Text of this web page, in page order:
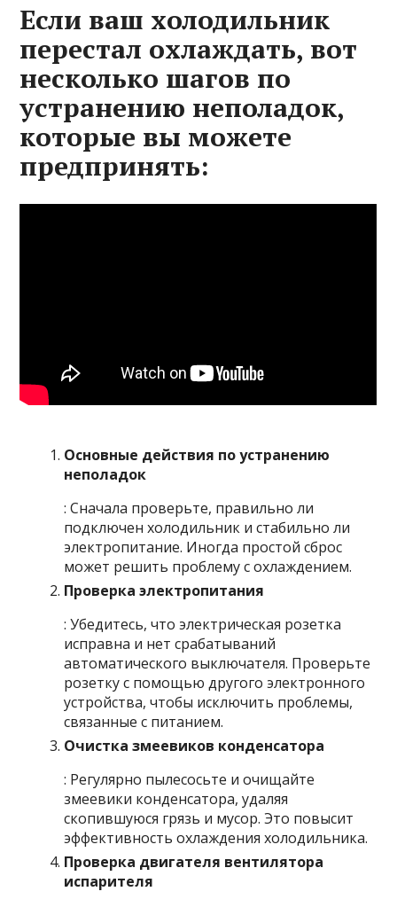
Если ваш холодильник
перестал охлаждать, вот
несколько шагов по
устранению неполадок,
которые вы можете
предпринять:
Основные действия по устранению
неполадок
: Сначала проверьте, правильно ли
подключен холодильник и стабильно ли
электропитание. Иногда простой сброс
может решить проблему с охлаждением.
Проверка электропитания
: Убедитесь, что электрическая розетка
исправна и нет срабатываний
автоматического выключателя. Проверьте
розетку с помощью другого электронного
устройства, чтобы исключить проблемы,
связанные с питанием.
Очистка змеевиков конденсатора
: Регулярно пылесосьте и очищайте
змеевики конденсатора, удаляя
скопившуюся грязь и мусор. Это повысит
эффективность охлаждения холодильника.
Проверка двигателя вентилятора
испарителя